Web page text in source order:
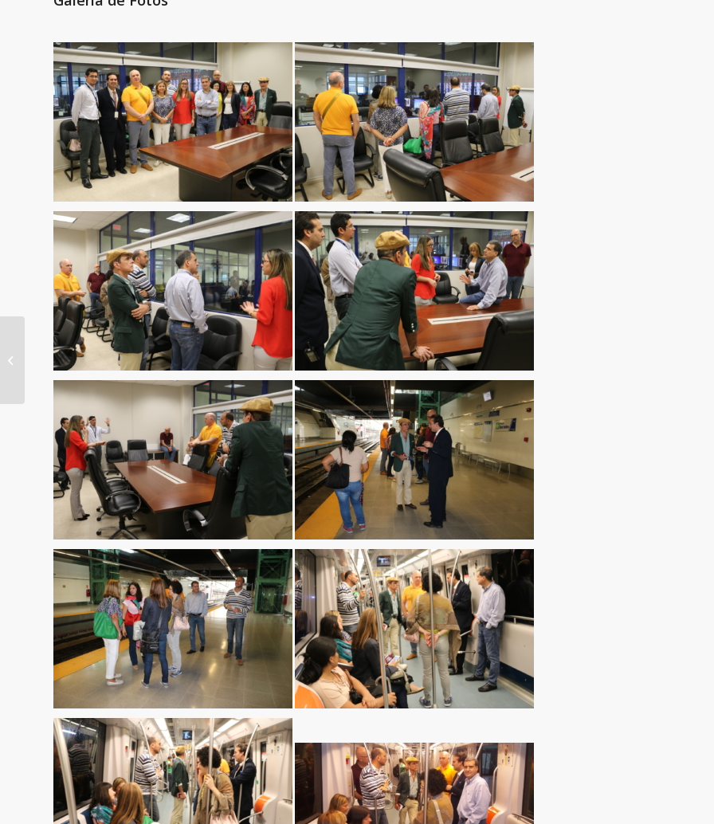
Inician los primeros
trabajos de
construcción de la
Miguelito...